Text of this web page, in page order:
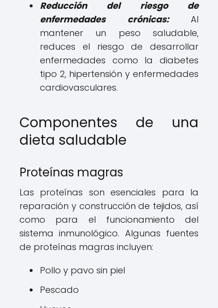
Reducción del riesgo de
enfermedades crónicas:
Al
mantener un peso saludable,
reduces el riesgo de desarrollar
enfermedades como la diabetes
tipo 2, hipertensión y enfermedades
cardiovasculares.
Componentes de una
dieta saludable
Proteínas magras
Las proteínas son esenciales para la
reparación y construcción de tejidos, así
como para el funcionamiento del
sistema inmunológico. Algunas fuentes
de proteínas magras incluyen:
Pollo y pavo sin piel
Pescado